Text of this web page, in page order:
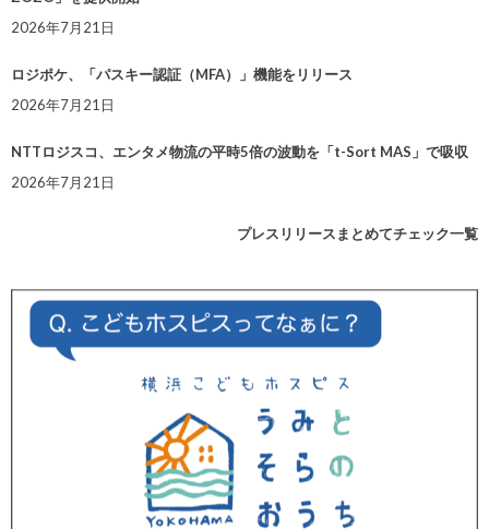
2026年7月21日
ロジポケ、「パスキー認証（MFA）」機能をリリース
2026年7月21日
NTTロジスコ、エンタメ物流の平時5倍の波動を「t-Sort MAS」で吸収
2026年7月21日
プレスリリースまとめてチェック一覧